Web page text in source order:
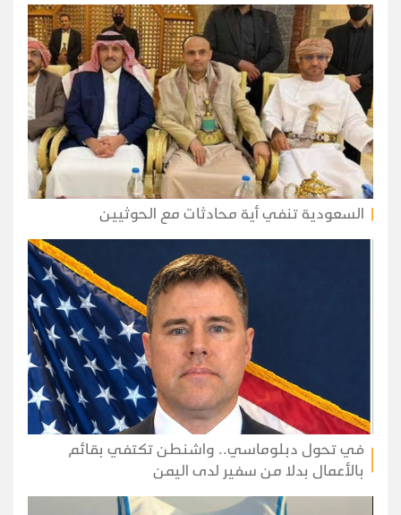
السعودية تنفي أية محادثات مع الحوثيين
في تحول دبلوماسي.. واشنطن تكتفي بقائم
بالأعمال بدلا من سفير لدى اليمن